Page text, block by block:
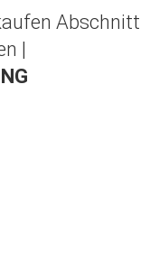
Abschnitt
|